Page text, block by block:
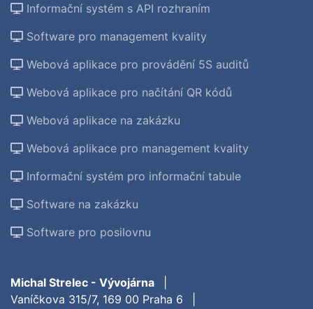
Informační systém s API rozhraním
Software pro management kvality
Webová aplikace pro provádění 5S auditů
Webová aplikace pro načítání QR kódů
Webová aplikace na zakázku
Webová aplikace pro management kvality
Informační systém pro informační tabule
Software na zakázku
Software pro posilovnu
Michal Strelec - Vývojárna
Vaníčkova 315/7, 169 00 Praha 6